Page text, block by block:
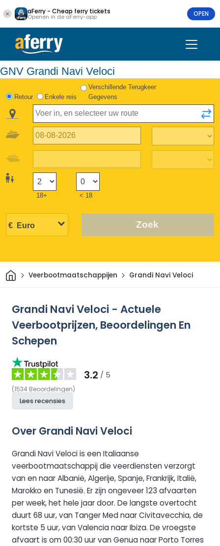
aFerry - Cheap ferry tickets
Openen in de aFerry-app OPEN
GNV Grandi Navi Veloci
Retour Enkele reis
Verschillende Terugkeer
Gegevens
18+ < 18
Zoek
ThuisVeerbootmaatschappijen Grandi Navi Veloci
Grandi Navi Veloci - Actuele
Veerbootprijzen, Beoordelingen En
Schepen
3.2 / 5
(1534 Beoordelingen)
Lees recensies
Over Grandi Navi Veloci
Grandi Navi Veloci is een Italiaanse
veerbootmaatschappij die veerdiensten verzorgt
van en naar Albanië, Algerije, Spanje, Frankrijk, Italië,
Marokko en Tunesië. Er zijn ongeveer 123 afvaarten
per week, het hele jaar door. De langste overtocht
duurt 68 uur, van Tanger Med naar Civitavecchia, de
kortste 5 uur, van Valencia naar Ibiza. De vroegste
afvaart is om 00:30 uur van Genua naar Porto Torres